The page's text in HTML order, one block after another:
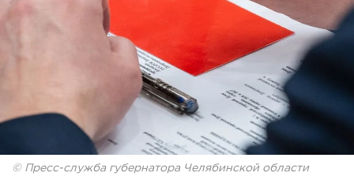
© Пресс-служба губернатора Челябинской области